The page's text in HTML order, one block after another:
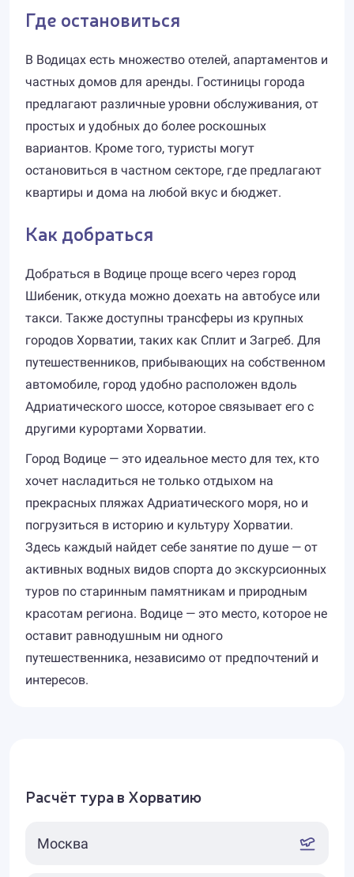
Где остановиться
В Водицах есть множество отелей, апартаментов и
частных домов для аренды. Гостиницы города
предлагают различные уровни обслуживания, от
простых и удобных до более роскошных
вариантов. Кроме того, туристы могут
остановиться в частном секторе, где предлагают
квартиры и дома на любой вкус и бюджет.
Как добраться
Добраться в Водице проще всего через город
Шибеник, откуда можно доехать на автобусе или
такси. Также доступны трансферы из крупных
городов Хорватии, таких как Сплит и Загреб. Для
путешественников, прибывающих на собственном
автомобиле, город удобно расположен вдоль
Адриатического шоссе, которое связывает его с
другими курортами Хорватии.
Город Водице — это идеальное место для тех, кто
хочет насладиться не только отдыхом на
прекрасных пляжах Адриатического моря, но и
погрузиться в историю и культуру Хорватии.
Здесь каждый найдет себе занятие по душе — от
активных водных видов спорта до экскурсионных
туров по старинным памятникам и природным
красотам региона. Водице — это место, которое не
оставит равнодушным ни одного
путешественника, независимо от предпочтений и
интересов.
Расчёт тура в Хорватию